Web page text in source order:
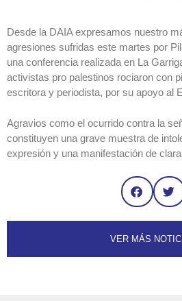
Desde la DAIA expresamos nuestro
agresiones sufridas este martes por
una conferencia realizada en La
activistas pro palestinos rociaron con
escritora y periodista, por su apoyo al
Agravios como el ocurrido contra la
constituyen una grave muestra de
expresión y una manifestación de
VER MÁS